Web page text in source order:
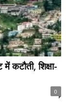
शिक्षा-
0